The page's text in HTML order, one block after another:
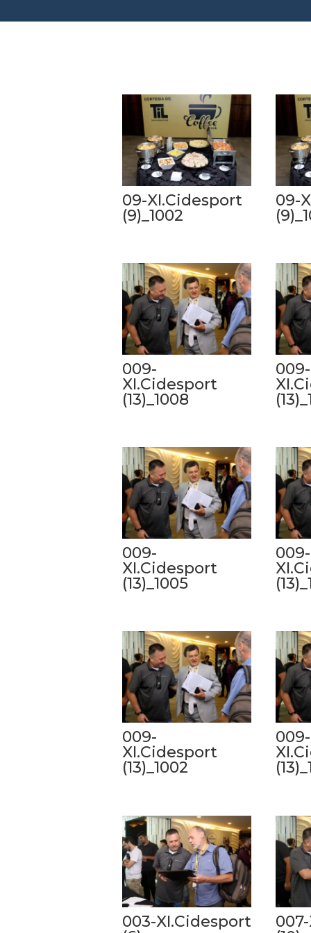
09-XI.Cidesport
(9)_1002
09-
009-
XI.Cidesport
(13)_1008
009-
009-
XI.Cidesport
(13)_1005
009-
009-
XI.Cidesport
(13)_1002
009-
003-XI.Cidesport